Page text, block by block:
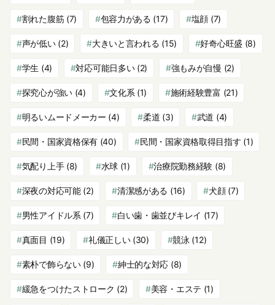
割れた腹筋(7) 包容力がある (17) 塩顔 (7)
声が低い(2) 大きいと言われる (15) 好奇心旺盛 (8)
学生 (4) 対応可能日多い(2) 強もみが自慢 (2)
探究心が強い(4) 文化系 (1) 施術経験豊富 (21)
明るいムードメーカー (4) 柔道 (3) 武道 (4)
民間・国家資格保有 (40) 民間・国家資格取得目指す (1)
気配り上手(8) 水球(1) 治療院勤務経験 (8)
深夜の対応可能(2) 清潔感がある (16) 犬顔(7)
男性アイドル系 (7) 白い歯・歯並びキレイ (17)
真面目 (19) 礼儀正しい(30) 競泳 (12)
素朴で飾らない(9) 紳士的な対応 (8)
緩急をつけたストローク (2) 美容・エステ (1)